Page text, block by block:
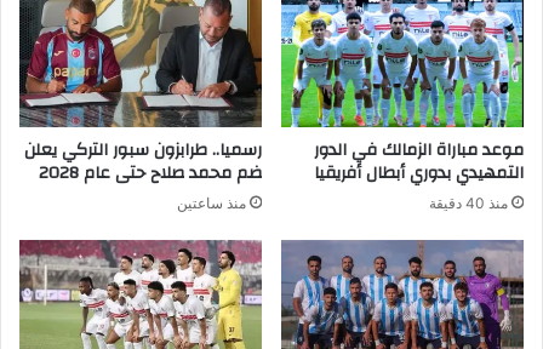
موعد مباراة الزمالك في الدور
التمهيدي بدوري أبطال أفريقيا
منذ 40 دقيقة
رسميا.. طرابزون سبور التركي يعلن
ضم محمد صلاح حتى عام 2028
منذ ساعتين